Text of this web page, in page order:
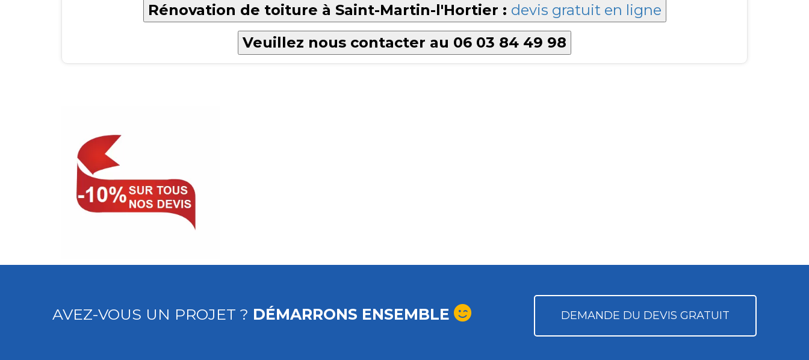
Rénovation de toiture à Saint-Martin-l'Hortier : devis gratuit en ligne
Veuillez nous contacter au 06 03 84 49 98
AVEZ-VOUS UN PROJET ? DÉMARRONS ENSEMBLE DEMANDE DU DEVIS GRATUIT